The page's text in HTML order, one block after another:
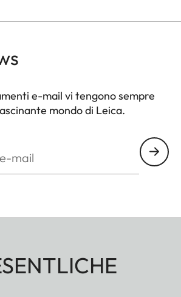
e-mail vi tengono sempre
mondo di Leica.